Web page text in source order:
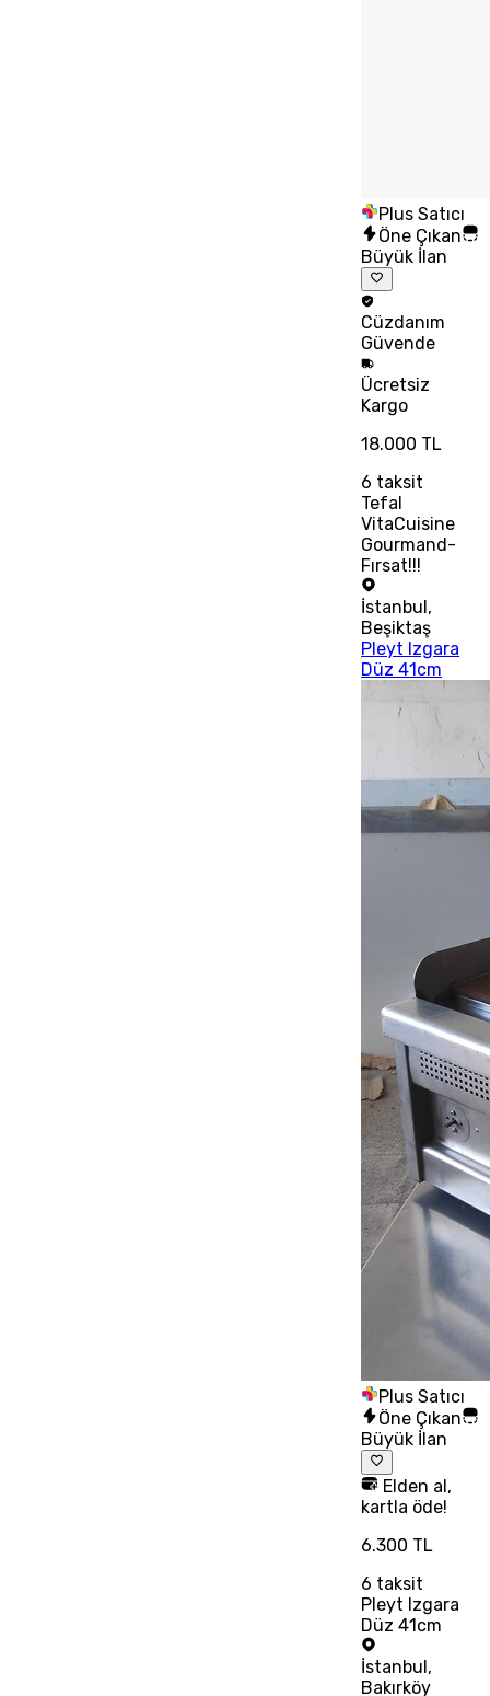
Plus Satıcı
Öne Çıkan
Büyük İlan
Cüzdanım
Güvende
Ücretsiz
Kargo
18.000 TL
6 taksit
Tefal
VitaCuisine
Gourmand-
Fırsat!!!
İstanbul ,
Beşiktaş
Pleyt Izgara
Düz 41cm
Plus Satıcı
Öne Çıkan
Büyük İlan
Elden al,
kartla öde!
6.300 TL
6 taksit
Pleyt Izgara
Düz 41cm
İstanbul,
Bakırköy